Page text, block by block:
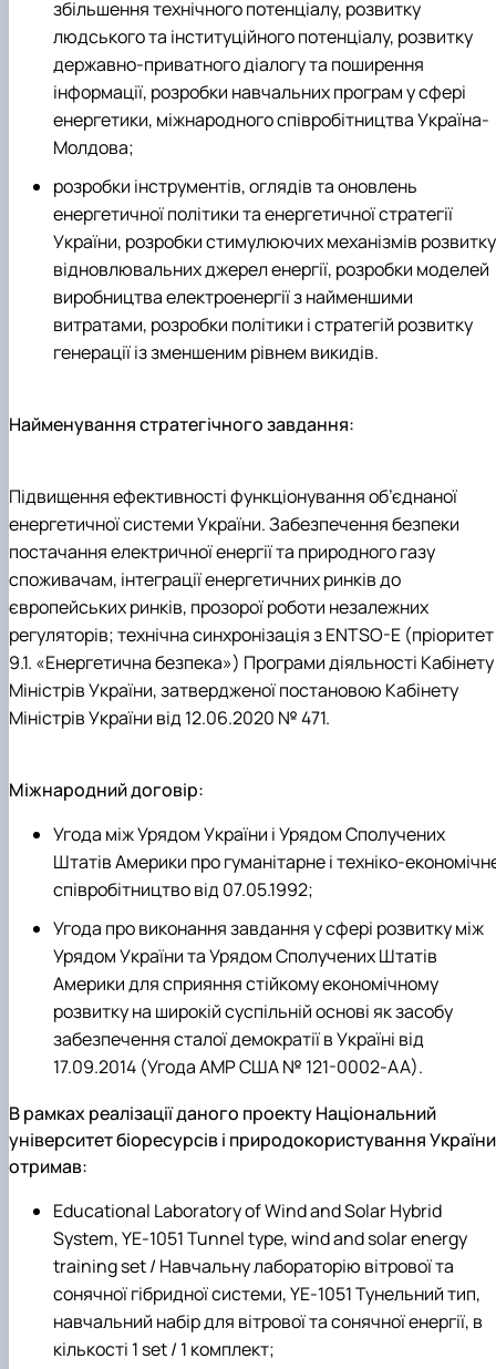
Навчальні та виробничі практики -
"Теплоенергетика"
Вибіркові дисципліни
збільшення технічного потенціалу, розвитку
людського та інституційного потенціалу, розвитку
державно-приватного діалогу та поширення
інформації, розробки навчальних програм у сфері
енергетики, міжнародного співробітництва Україна-
Молдова;
розробки інструментів, оглядів та оновлень
енергетичної політики та енергетичної стратегії
України, розробки стимулюючих механізмів розвитку
відновлювальних джерел енергії, розробки моделей
виробництва електроенергії з найменшими
витратами, розробки політики і стратегій розвитку
генерації із зменшеним рівнем викидів.
Найменування стратегічного завдання:
Підвищення ефективності функціонування об’єднаної
енергетичної системи України. Забезпечення безпеки
постачання електричної енергії та природного газу
споживачам, інтеграції енергетичних ринків до
європейських ринків, прозорої роботи незалежних
регуляторів; технічна синхронізація з ENTSO-E (пріоритет
9.1. «Енергетична безпека») Програми діяльності Кабінету
Міністрів України, затвердженої постановою Кабінету
Міністрів України від 12.06.2020 № 471.
Міжнародний договір:
Угода між Урядом України і Урядом Сполучених
Штатів Америки про гуманітарне і техніко-
співробітництво від 07.05.1992;
Угода про виконання завдання у сфері розвитку між
Урядом України та Урядом Сполучених Штатів
Америки для сприяння стійкому економічному
розвитку на широкій суспільній основі як засобу
забезпечення сталої демократії в Україні від
17.09.2014 (Угода АМР США № 121-0002-АА).
В рамках реалізації даного проекту Національний
університет біоресурсів і природокористування України
отримав:
Educational Laboratory of Wind and Solar Hybrid
System, YE-1051 Tunnel type, wind and solar energy
training set / Навчальну лабораторію вітрової та
сонячної гібридної системи, YE-1051 Тунельний тип,
навчальний набір для вітрової та сонячної енергії, в
кількості 1 set / 1 комплект;